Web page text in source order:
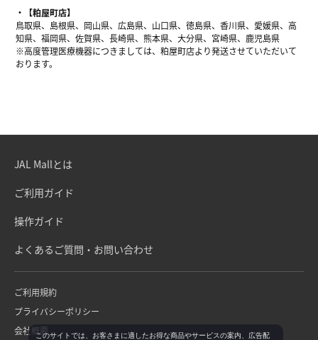
【粕屋町店】
鳥取県、島根県、岡山県、広島県、山口県、徳島県、香川県、愛媛県、高
知県、福岡県、佐賀県、長崎県、熊本県、大分県、宮崎県、鹿児島県
※高度管理医療機器につきましては、粕屋町店より発送させていただいて
おります。
JAL Mallとは
ご利用ガイド
操作ガイド
よくあるご質問・お問い合わせ
ご利用規約
プライバシーポリシー
会社概要このサイトでは、お客さまに適したお得な商品やサービスの案内、広告配